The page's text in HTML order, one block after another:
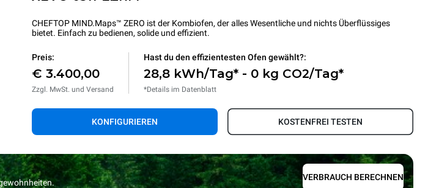
CHEFTOP MIND.Maps™ ZERO ist der Kombiofen, der alles Wesentliche und nichts Überflüssiges
bietet. Einfach zu bedienen, solide und effizient.
Preis:
€ 3.400,00
Zzgl. MwSt. und Versand
Hast du den effizientesten Ofen gewählt?:
28,8 kWh/Tag* - 0 kg CO2/Tag*
*Details im Datenblatt
KONFIGURIEREN KOSTENFREI TESTEN
VERBRAUCH BERECHNEN